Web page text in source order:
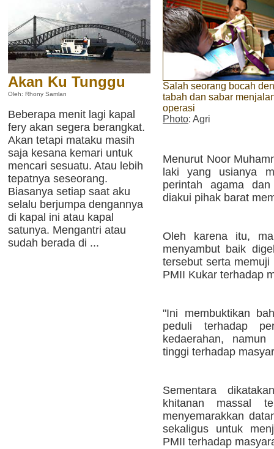
Akan Ku Tunggu
Oleh: Rhony Samlan
Beberapa menit lagi kapal
fery akan segera berangkat.
Akan tetapi mataku masih
saja kesana kemari untuk
mencari sesuatu. Atau lebih
tepatnya seseorang.
Biasanya setiap saat aku
selalu berjumpa dengannya
di kapal ini atau kapal
satunya. Mengantri atau
sudah berada di ...
Salah seorang bocah
tabah dan sabar
operasi
Photo: Agri
Menurut Noor
laki yang usianya
perintah agama
diakui pihak barat
Oleh karena itu,
menyambut baik
tersebut serta
PMII Kukar terhadap
"Ini membuktikan
peduli terhadap
kedaerahan,
tinggi terhadap
Sementara
khitanan massal
menyemarakkan
sekaligus untuk
PMII terhadap